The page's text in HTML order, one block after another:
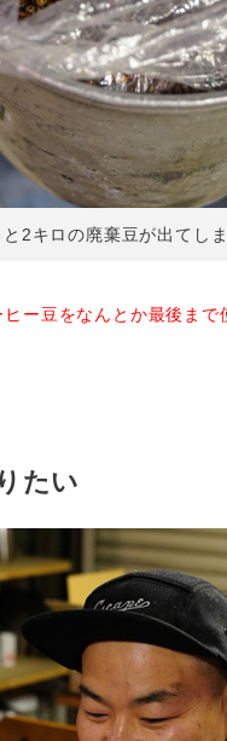
2キロの廃棄豆が出てし
ヒー豆をなんとか最後まで
たい